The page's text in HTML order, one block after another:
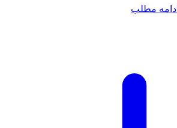
ادامه مطلب